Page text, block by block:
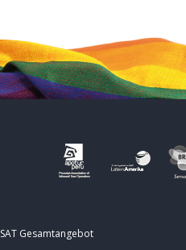
SAT Gesamtangebot